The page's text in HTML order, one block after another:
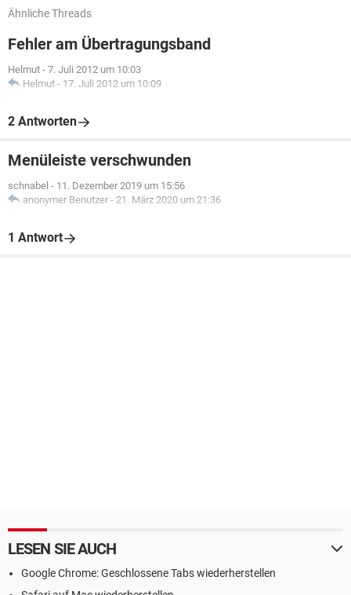
Ähnliche Threads
Fehler am Übertragungsband
Helmut - 7. Juli 2012 um 10:03
Helmut - 17. Juli 2012 um 10:09
2 Antworten
Menüleiste verschwunden
schnabel - 11. Dezember 2019 um 15:56
anonymer Benutzer - 21. März 2020 um 21:36
1 Antwort
LESEN SIE AUCH
Google Chrome: Geschlossene Tabs wiederherstellen